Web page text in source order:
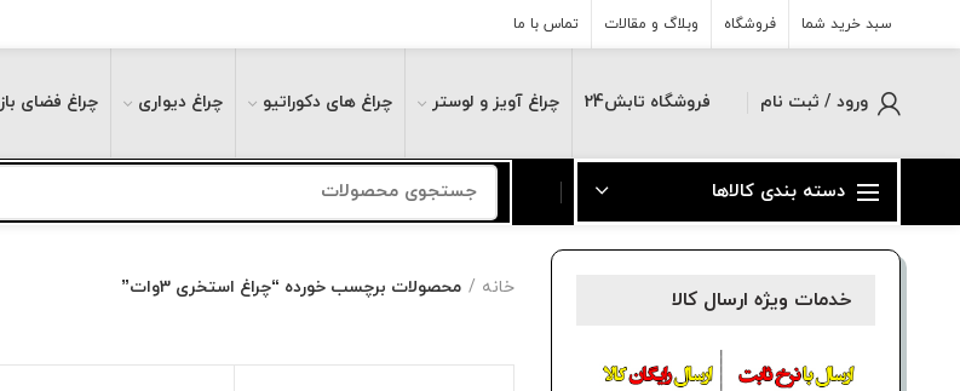
سبد خرید شما فروشگاه وبلاگ و مقالات تماس با ما
ورود / ثبت نام فروشگاه تابش24 چراغ آویز و لوستر چراغ های دکوراتیو چراغ دیواری چراغ فضای باز
دسته بندی کالاها
خدمات ویژه ارسال کالا خانه محصولات برچسب خورده “چراغ استخری 3وات”